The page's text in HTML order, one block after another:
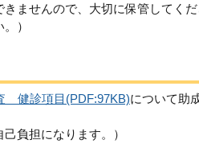
ませんので、大切に保管してく
）
健診項目(PDF:97KB)について助
負担になります。）